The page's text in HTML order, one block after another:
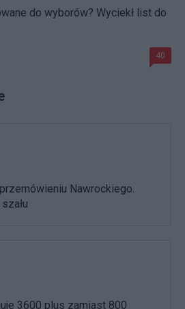
do wyborów? Wyciekł list do
40
Nawrockiego.
3600 plus zamiast 800